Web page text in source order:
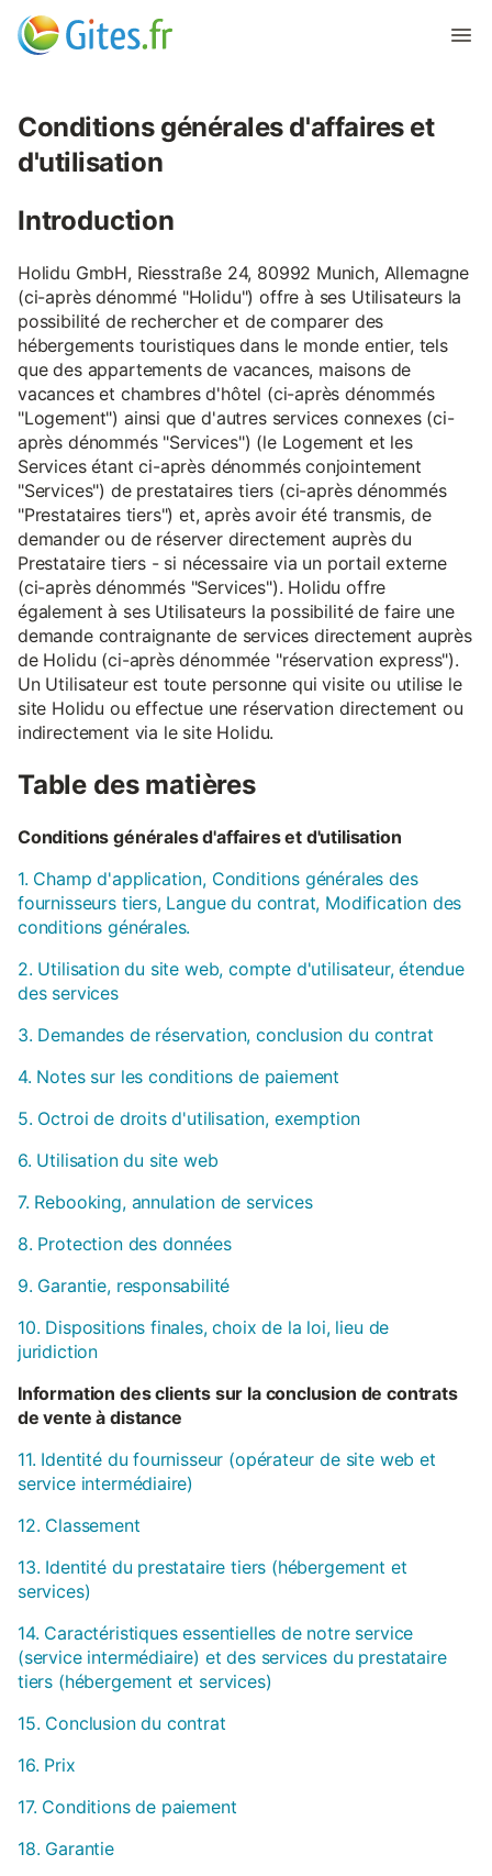
Conditions générales d'affaires et
d'utilisation
Introduction
Holidu GmbH, Riesstraße 24, 80992 Munich, Allemagne
(ci-après dénommé "Holidu") offre à ses Utilisateurs la
possibilité de rechercher et de comparer des
hébergements touristiques dans le monde entier, tels
que des appartements de vacances, maisons de
vacances et chambres d'hôtel (ci-après dénommés
"Logement") ainsi que d'autres services connexes (ci-
après dénommés "Services") (le Logement et les
Services étant ci-après dénommés conjointement
"Services") de prestataires tiers (ci-après dénommés
"Prestataires tiers") et, après avoir été transmis, de
demander ou de réserver directement auprès du
Prestataire tiers - si nécessaire via un portail externe
(ci-après dénommés "Services"). Holidu offre
également à ses Utilisateurs la possibilité de faire une
demande contraignante de services directement auprès
de Holidu (ci-après dénommée "réservation express").
Un Utilisateur est toute personne qui visite ou utilise le
site Holidu ou effectue une réservation directement ou
indirectement via le site Holidu.
Table des matières
Conditions générales d'affaires et d'utilisation
1. Champ d'application, Conditions générales des
fournisseurs tiers, Langue du contrat, Modification des
conditions générales.
2. Utilisation du site web, compte d'utilisateur, étendue
des services
3. Demandes de réservation, conclusion du contrat
4. Notes sur les conditions de paiement
5. Octroi de droits d'utilisation, exemption
6. Utilisation du site web
7. Rebooking, annulation de services
8. Protection des données
9. Garantie, responsabilité
10. Dispositions finales, choix de la loi, lieu de
juridiction
Information des clients sur la conclusion de contrats
de vente à distance
11. Identité du fournisseur (opérateur de site web et
service intermédiaire)
12. Classement
13. Identité du prestataire tiers (hébergement et
services)
14. Caractéristiques essentielles de notre service
(service intermédiaire) et des services du prestataire
tiers (hébergement et services)
15. Conclusion du contrat
16. Prix
17. Conditions de paiement
18. Garantie